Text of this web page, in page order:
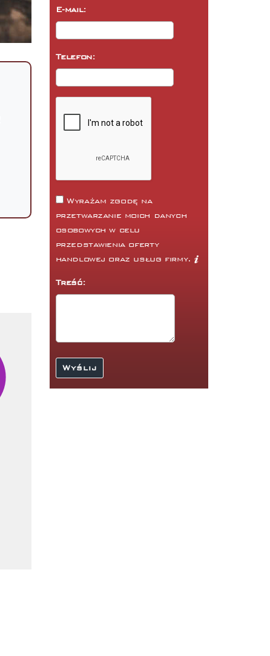
E-mail:
Telefon:
Wyrażam zgodę na
przetwarzanie moich danych
osobowych w celu
przedstawienia oferty
handlowej oraz usług firmy.
Treść: